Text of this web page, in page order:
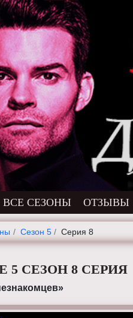
ВСЕ СЕЗОНЫ ОТЗЫВЫ
Сезон 5 Серия 8
5 СЕЗОН 8 СЕРИЯ